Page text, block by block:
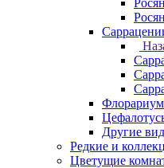
Другие
Редкие и
Цветущие